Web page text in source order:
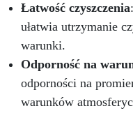
Łatwość czyszczenia
ułatwia utrzymanie
warunki.
Odporność na
odporności na
warunków